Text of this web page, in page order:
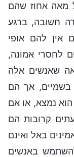
מאה אחוז שהם
חשובה, ברגע
אין להם אופי
לחסרי אמונה,
שאנשים אלה
בשמיים, אך הם
הוא נמצא, או אם
קרובות הם
באל ואינם
באנשים